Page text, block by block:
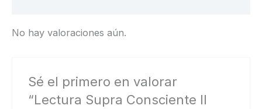
No hay valoraciones aún.
Sé el primero en valorar
“Lectura Supra Consciente II